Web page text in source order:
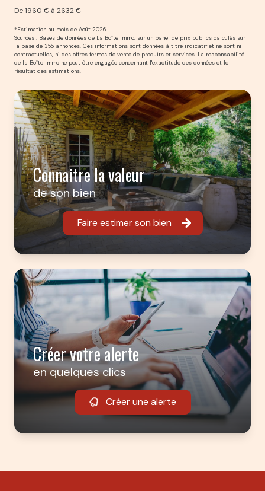
De 1960 € à 2632 €
*Estimation au mois de Août 2026
Sources : Bases de données de La Boîte Immo, sur un panel de prix publics calculés sur
la base de 355 annonces. Ces informations sont données à titre indicatif et ne sont ni
contractuelles, ni des offres fermes de vente de produits et services. La responsabilité
de la Boîte Immo ne peut être engagée concernant l'exactitude des données et le
résultat des estimations.
Connaitre la valeur
de son bien
Faire estimer son bien
Créer votre alerte
en quelques clics
Créer une alerte